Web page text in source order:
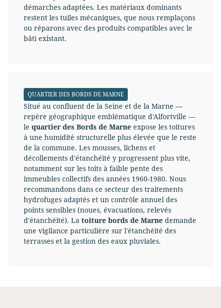
démarches adaptées. Les matériaux dominants
restent les tuiles mécaniques, que nous remplaçons
ou réparons avec des produits compatibles avec le
bâti existant.
QUARTIER DES BORDS DE MARNE
Situé au confluent de la Seine et de la Marne —
repère géographique emblématique d'Alfortville —
le quartier des Bords de Marne expose les toitures
à une humidité structurelle plus élevée que le reste
de la commune. Les mousses, lichens et
décollements d'étanchéité y progressent plus vite,
notamment sur les toits à faible pente des
immeubles collectifs des années 1960-1980. Nous
recommandons dans ce secteur des traitements
hydrofuges adaptés et un contrôle annuel des
points sensibles (noues, évacuations, relevés
d'étanchéité). La toiture bords de Marne demande
une vigilance particulière sur l'étanchéité des
terrasses et la gestion des eaux pluviales.